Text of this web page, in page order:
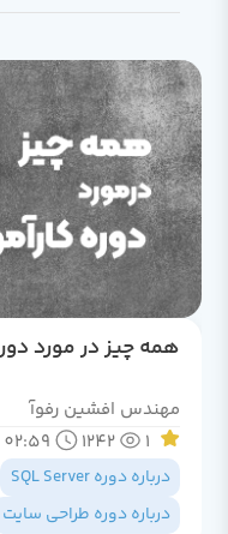
همه چیز در مورد
مهندس افشین رفوآ
1
1242
02:59
درباره دوره SQL Server
درباره دوره طراحی سایت